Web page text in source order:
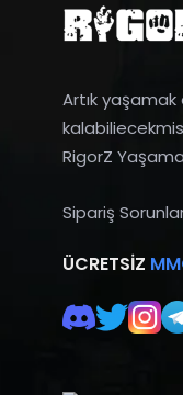
Artık
RigorZ
Sipariş
ÜCRETSIZ